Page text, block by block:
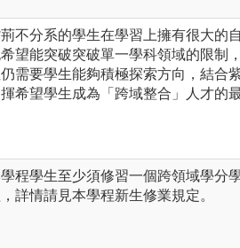
不分系的學生在學習上擁有很大的
望能突破突破單一學科領域的限制
需要學生能夠積極探索方向，結合
希望學生成為「跨域整合」人才的
程學生至少須修習一個跨領域學分
詳情請見本學程新生修業規定。